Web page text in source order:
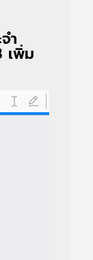
ำ
เพิ่ม